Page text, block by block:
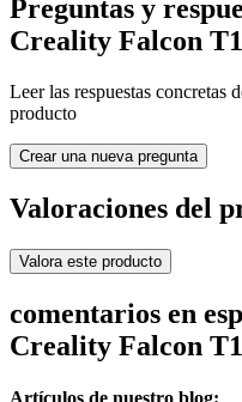
Preguntas y
Creality Falcon
Leer las respuestas concretas
producto
Crear una nueva pregunta
Valoraciones del
Valora este producto
comentarios en
Creality Falcon